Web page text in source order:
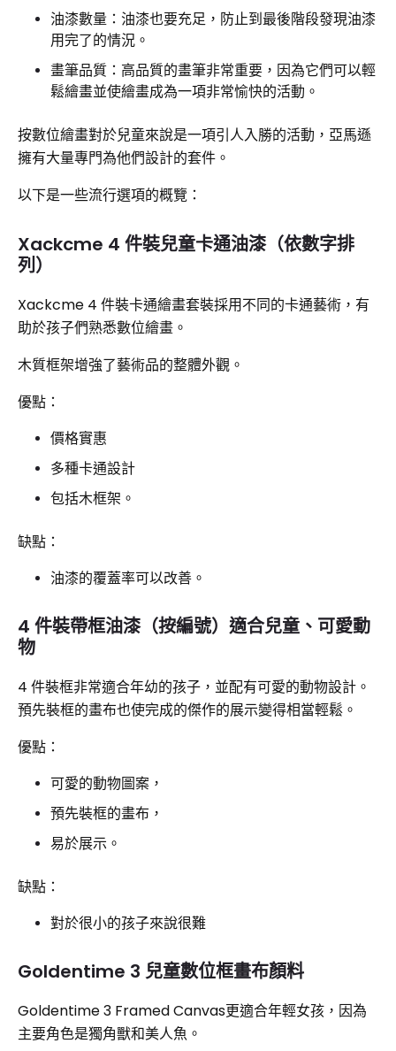
油漆數量：油漆也要充足，防止到最後階段發現油漆
用完了的情況。
畫筆品質：高品質的畫筆非常重要，因為它們可以輕
鬆繪畫並使繪畫成為一項非常愉快的活動。
按數位繪畫對於兒童來說是一項引人入勝的活動，亞馬遜
擁有大量專門為他們設計的套件。
以下是一些流行選項的概覽：
Xackcme 4 件裝兒童卡通油漆（依數字排
列）
Xackcme 4 件裝卡通繪畫套裝採用不同的卡通藝術，有
助於孩子們熟悉數位繪畫。
木質框架增強了藝術品的整體外觀。
優點：
價格實惠
多種卡通設計
包括木框架。
缺點：
油漆的覆蓋率可以改善。
4 件裝帶框油漆（按編號）適合兒童、可愛動
物
4 件裝框非常適合年幼的孩子，並配有可愛的動物設計。
預先裝框的畫布也使完成的傑作的展示變得相當輕鬆。
優點：
可愛的動物圖案，
預先裝框的畫布，
易於展示。
缺點：
對於很小的孩子來說很難
Goldentime 3 兒童數位框畫布顏料
Goldentime 3 Framed Canvas更適合年輕女孩，因為
主要角色是獨角獸和美人魚。